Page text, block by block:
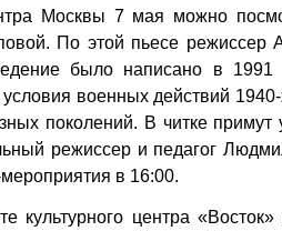
Москвы 7 мая можно
По этой пьесе
было написано в
военных действий
поколений. В читке
режиссер и педагог
в 16:00.
культурного центра